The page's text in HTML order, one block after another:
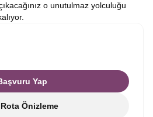
o unutulmaz yolculuğu
Yap
Rota Önizleme